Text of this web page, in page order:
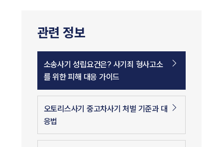
관련 정보
소송사기 성립요건은? 사기죄 형사고소
를 위한 피해 대응 가이드
오토리스사기 중고차사기 처벌 기준과 대
응법